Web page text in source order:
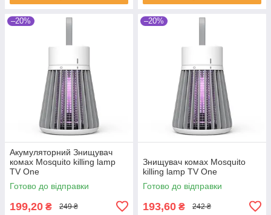
–20%
Акумуляторний Знищувач
комах Mosquito killing lamp
TV One
Готово до відправки
199,20 ₴ 249 ₴
–20%
Знищувач комах Mosquito
killing lamp TV One
Готово до відправки
193,60 ₴ 242 ₴